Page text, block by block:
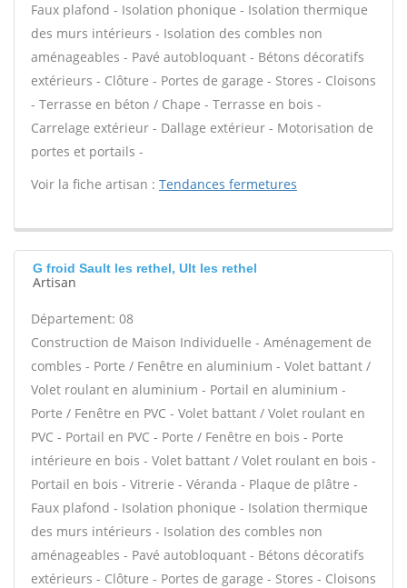
Faux plafond - Isolation phonique - Isolation thermique
des murs intérieurs - Isolation des combles non
aménageables - Pavé autobloquant - Bétons décoratifs
extérieurs - Clôture - Portes de garage - Stores - Cloisons
- Terrasse en béton / Chape - Terrasse en bois -
Carrelage extérieur - Dallage extérieur - Motorisation de
portes et portails -
Voir la fiche artisan : Tendances fermetures
G froid Sault les rethel, Ult les rethel
Artisan
Département: 08
Construction de Maison Individuelle - Aménagement de
combles - Porte / Fenêtre en aluminium - Volet battant /
Volet roulant en aluminium - Portail en aluminium -
Porte / Fenêtre en PVC - Volet battant / Volet roulant en
PVC - Portail en PVC - Porte / Fenêtre en bois - Porte
intérieure en bois - Volet battant / Volet roulant en bois -
Portail en bois - Vitrerie - Véranda - Plaque de plâtre -
Faux plafond - Isolation phonique - Isolation thermique
des murs intérieurs - Isolation des combles non
aménageables - Pavé autobloquant - Bétons décoratifs
extérieurs - Clôture - Portes de garage - Stores - Cloisons